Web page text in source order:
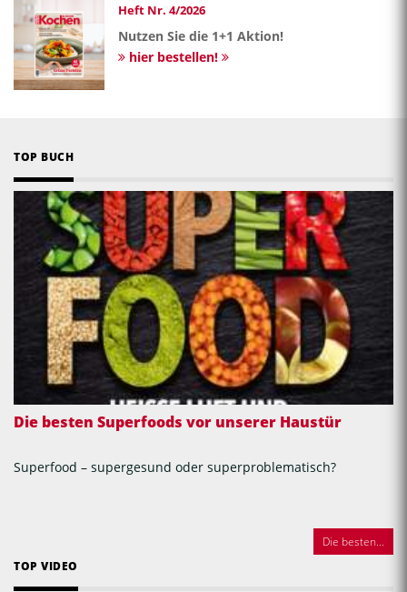
Heft Nr. 4/2026
Nutzen Sie die 1+1 Aktion!
hier bestellen!
TOP BUCH
Die besten Superfoods vor unserer Haustür
Superfood – supergesund oder superproblematisch?
Die besten...
TOP VIDEO